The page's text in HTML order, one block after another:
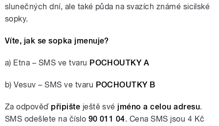
slunečných dní, ale také půda na svazích známé sicilské
sopky.
Víte, jak se sopka jmenuje?
a) Etna – SMS ve tvaru POCHOUTKY A
b) Vesuv – SMS ve tvaru POCHOUTKY B
Za odpověď připište ještě své jméno a celou adresu.
SMS odešlete na číslo 90 011 04. Cena SMS jsou 4 Kč